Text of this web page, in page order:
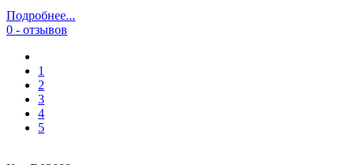
Подробнее...
0 - отзывов
1
2
3
4
5